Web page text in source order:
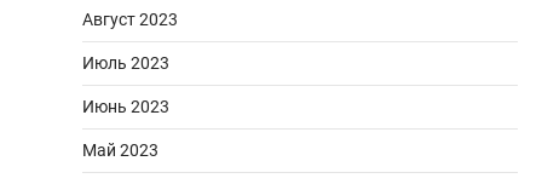
Август 2023
Июль 2023
Июнь 2023
Май 2023